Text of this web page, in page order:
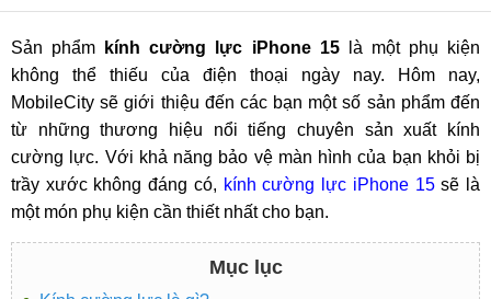
Sản phẩm kính cường lực iPhone 15là một phụ kiện
không thể thiếu của điện thoại ngày nay. Hôm nay,
MobileCity sẽ giới thiệu đến các bạn một số sản phẩm đến
từ những thương hiệu nổi tiếng chuyên sản xuất kính
cường lực. Với khả năng bảo vệ màn hình của bạn khỏi bị
trầy xước không đáng có, kính cường lực iPhone 15sẽ là
một món phụ kiện cần thiết nhất cho bạn.
Mục lục